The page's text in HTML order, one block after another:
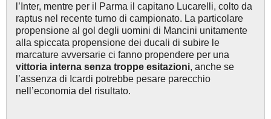
l’Inter, mentre per il Parma il capitano Lucarelli, colto da
raptus nel recente turno di campionato. La particolare
propensione al gol degli uomini di Mancini unitamente
alla spiccata propensione dei ducali di subire le
marcature avversarie ci fanno propendere per una
vittoria interna senza troppe esitazioni, anche se
l’assenza di Icardi potrebbe pesare parecchio
nell’economia del risultato.